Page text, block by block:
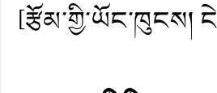
[རྩོམ་གྱི་ཡོང་ཁུངས།